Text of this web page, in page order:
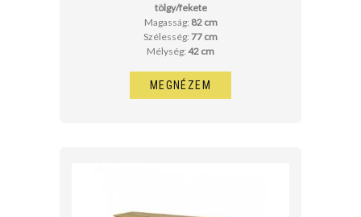
tölgy/fekete
Magasság: 82 cm
Szélesség: 77 cm
Mélység: 42 cm
MEGNÉZEM